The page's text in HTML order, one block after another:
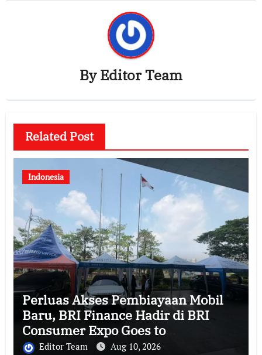
ByEditor Team
Related Post
Indonesia
Perluas Akses Pembiayaan Mobil
Baru, BRI Finance Hadir di BRI
Consumer Expo Goes to
Summarecon Bekasi
Editor Team Aug 10, 2026